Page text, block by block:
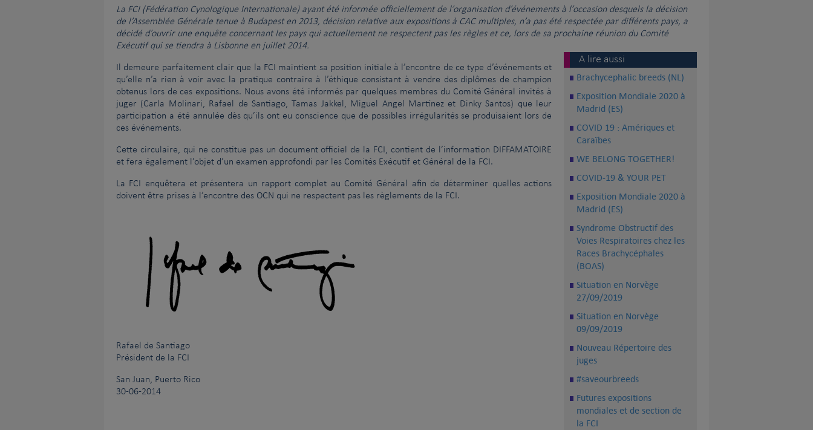
Le Comité Exécutif de la FCI et l’AKC se sont réunis à New York le 3 janvier 2014 | Réunion de la FCI et du CKC au siège du CKC |
La cruauté envers les chiens
La FCI (Fédération Cynologique Internationale) ayant été informée officiellement de l’organisation d’événements à l’occasion desquels la décision
de l’Assemblée Générale tenue à Budapest en 2013, décision relative aux expositions à CAC multiples, n’a pas été respectée par différents pays, a
décidé d’ouvrir une enquête concernant les pays qui actuellement ne respectent pas les règles et ce, lors de sa prochaine réunion du Comité
Exécutif qui se tiendra à Lisbonne en juillet 2014.
A lire aussi
Brachycephalic breeds (NL)
Exposition Mondiale 2020 à
Madrid (ES)
COVID 19 : Amériques et
Caraïbes
WE BELONG TOGETHER!
COVID-19 & YOUR PET
Exposition Mondiale 2020 à
Madrid (ES)
Syndrome Obstructif des
Voies Respiratoires chez les
Races Brachycéphales
(BOAS)
Situation en Norvège
27/09/2019
Situation en Norvège
09/09/2019
Nouveau Répertoire des
juges
#saveourbreeds
Futures expositions
mondiales et de section de
la FCI
Il demeure parfaitement clair que la FCI maintient sa position initiale à l’encontre de ce type d’événements et
qu’elle n’a rien à voir avec la pratique contraire à l’éthique consistant à vendre des diplômes de champion
obtenus lors de ces expositions. Nous avons été informés par quelques membres du Comité Général invités à
juger (Carla Molinari, Rafael de Santiago, Tamas Jakkel, Miguel Angel Martínez et Dinky Santos) que leur
participation a été annulée dès qu’ils ont eu conscience que de possibles irrégularités se produisaient lors de
ces événements.
Cette circulaire, qui ne constitue pas un document officiel de la FCI, contient de l’information DIFFAMATOIRE
et fera également l’objet d’un examen approfondi par les Comités Exécutif et Général de la FCI.
La FCI enquêtera et présentera un rapport complet au Comité Général afin de déterminer quelles actions
doivent être prises à l’encontre des OCN qui ne respectent pas les règlements de la FCI.
Rafael de Santiago
Président de la FCI
San Juan, Puerto Rico
30-06-2014